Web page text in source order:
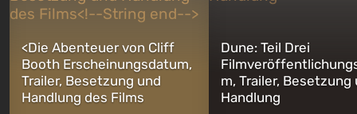
<Die Abenteuer von Cliff
Booth Erscheinungsdatum,
Trailer, Besetzung und
Handlung des Films
Dune: Teil Drei
m, Trailer, Besetzung
Handlung